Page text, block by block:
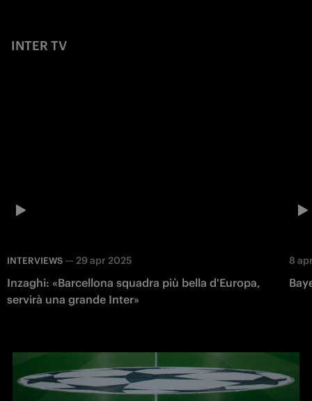
INTER TV
INTERVIEWS — 29 apr 2025
Inzaghi: «Barcellona squadra più bella d'Europa,
servirà una grande Inter»
8